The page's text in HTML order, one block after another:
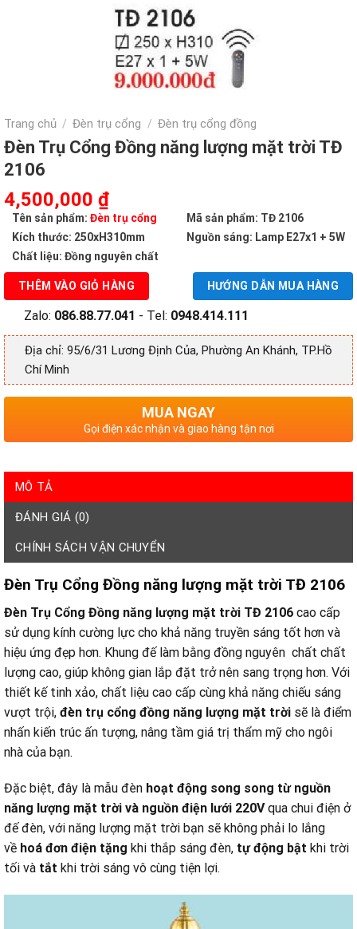
Trang chủ / Đèn trụ cổng / Đèn trụ cổng đồng
Đèn Trụ Cổng Đồng năng lượng mặt trời TĐ
2106
Giá
gốc
là:
9,000,000 ₫.
4,500,000 ₫Giá
hiện
tại
là:
4,500,000 ₫.
Tên sản phẩm: Đèn trụ cổng
Mã sản phẩm: TĐ 2106
Kích thước: 250xH310mm
Nguồn sáng: Lamp E27x1 + 5W
Chất liệu: Đồng nguyên chất
HƯỚNG DẪN MUA HÀNG
THÊM VÀO GIỎ HÀNG
Zalo: 086.88.77.041 - Tel: 0948.414.111
Địa chỉ: 95/6/31 Lương Định Của, Phường An Khánh, TP.Hồ
Chí Minh
MUA NGAY
Gọi điện xác nhận và giao hàng tận nơi
MÔ TẢ
ĐÁNH GIÁ (0)
CHÍNH SÁCH VẬN CHUYỂN
Đèn Trụ Cổng Đồng năng lượng mặt trời TĐ 2106
Đèn Trụ Cổng Đồng năng lượng mặt trời TĐ 2106 cao cấp
sử dụng kính cường lực cho khả năng truyền sáng tốt hơn và
hiệu ứng đẹp hơn. Khung đế làm bằng đồng nguyên chất chất
lượng cao, giúp không gian lắp đặt trở nên sang trọng hơn. Với
thiết kế tinh xảo, chất liệu cao cấp cùng khả năng chiếu sáng
vượt trội, đèn trụ cổng đồng năng lượng mặt trời sẽ là điểm
nhấn kiến trúc ấn tượng, nâng tầm giá trị thẩm mỹ cho ngôi
nhà của bạn.
Đặc biệt, đây là mẫu đèn hoạt động song song từ nguồn
năng lượng mặt trời và nguồn điện lưới 220Vqua chui điện ở
đế đèn, với năng lượng mặt trời bạn sẽ không phải lo lắng
về hoá đơn điện tặng khi thắp sáng đèn, tự động bật khi trời
tối và tắt khi trời sáng vô cùng tiện lợi.